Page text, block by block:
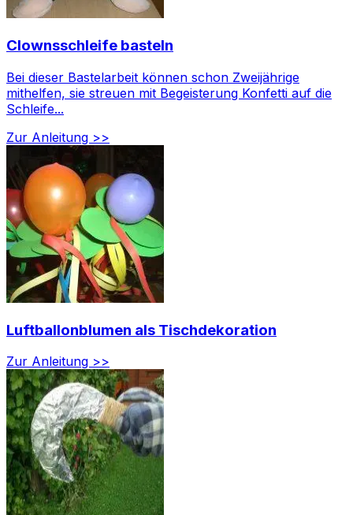
Clownsschleife basteln
Bei dieser Bastelarbeit können schon Zweijährige
mithelfen, sie streuen mit Begeisterung Konfetti auf die
Schleife...
Zur Anleitung >>
Luftballonblumen als Tischdekoration
Zur Anleitung >>